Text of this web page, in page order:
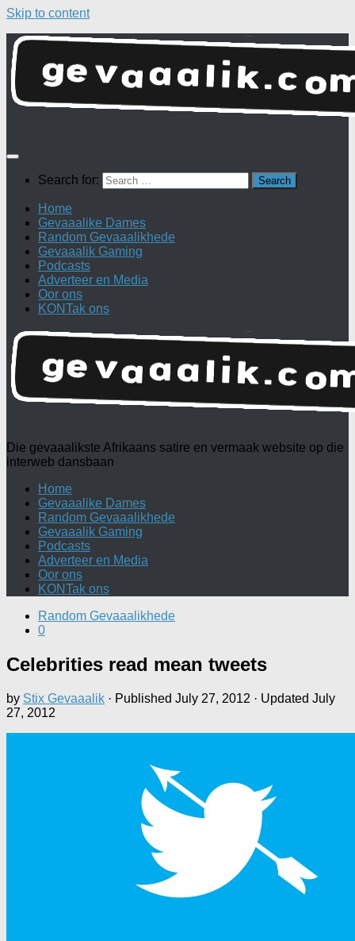
Skip to content
Search for:
Home
Gevaaalike Dames
Random Gevaaalikhede
Gevaaalik Gaming
Podcasts
Adverteer en Media
Oor ons
KONTak ons
Die gevaaalikste Afrikaans satire en vermaak website op die
interweb dansbaan
Home
Gevaaalike Dames
Random Gevaaalikhede
Gevaaalik Gaming
Podcasts
Adverteer en Media
Oor ons
KONTak ons
Random Gevaaalikhede
0
Celebrities read mean tweets
by Stix Gevaaalik · Published July 27, 2012 · Updated July
27, 2012